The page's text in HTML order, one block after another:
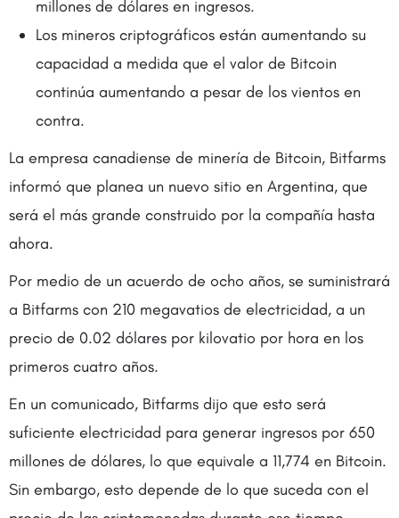
millones de dólares en ingresos.
Los mineros criptográficos están aumentando su
capacidad a medida que el valor de Bitcoin
continúa aumentando a pesar de los vientos en
contra.
La empresa canadiense de minería de Bitcoin, Bitfarms
informó que planea un nuevo sitio en Argentina, que
será el más grande construido por la compañía hasta
ahora.
Por medio de un acuerdo de ocho años, se suministrará
a Bitfarms con 210 megavatios de electricidad, a un
precio de 0.02 dólares por kilovatio por hora en los
primeros cuatro años.
En un comunicado, Bitfarms dijo que esto será
suficiente electricidad para generar ingresos por 650
millones de dólares, lo que equivale a 11,774 en Bitcoin.
Sin embargo, esto depende de lo que suceda con el